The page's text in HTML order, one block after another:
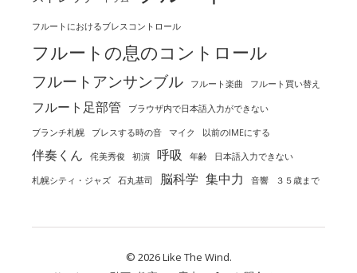
フルートにおけるブレスコントロール
フルートの息のコントロール
フルートアンサンブル フルート楽曲 フルート買い替え
フルート足部管 ブラウザ内で日本語入力ができない
ブランチ札幌 ブレスする時の音 マイク 以前のIMEにする
伴奏くん 侘美秀俊 初演 呼吸 年齢 日本語入力できない
札幌シティ・ジャズ 石丸基司 脳科学 集中力 音響 ３５歳まで
© 2026 Like The Wind.